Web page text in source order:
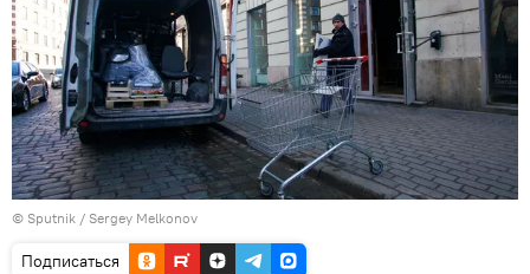
© Sputnik / Sergey Melkonov
Подписаться